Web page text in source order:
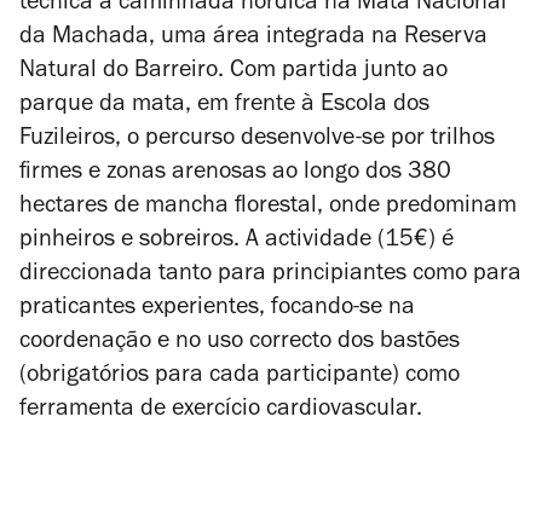
técnica à caminhada nórdica na Mata Nacional
da Machada, uma área integrada na Reserva
Natural do Barreiro. Com partida junto ao
parque da mata, em frente à Escola dos
Fuzileiros, o percurso desenvolve-se por trilhos
firmes e zonas arenosas ao longo dos 380
hectares de mancha florestal, onde predominam
pinheiros e sobreiros. A actividade (15€) é
direccionada tanto para principiantes como para
praticantes experientes, focando-se na
coordenação e no uso correcto dos bastões
(obrigatórios para cada participante) como
ferramenta de exercício cardiovascular.